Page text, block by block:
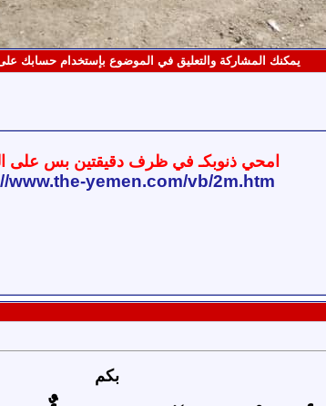
يمكنك المشاركة والتعليق في الموضوع بإستخدام حسابك
امحي ذنوبكـ في ظرف دقيقتين بس على
www.the-yemen.com/vb/2m.htm
بكم